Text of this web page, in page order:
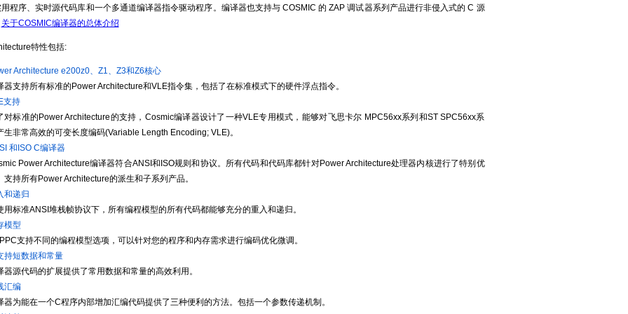
程序、实时源代码库和一个多通道编译器指令驱动程序。编译器也支持与 COSMIC 的 ZAP 调试器系列产品进行非侵入式的 C 源
关于COSMIC编译器的总体介绍
特性包括:
Architecture e200z0、Z1、Z3和Z6核心
器支持所有标准的Power Architecture和VLE指令集，包括了在标准模式下的硬件浮点指令。
支持
对标准的Power Architecture的支持，Cosmic编译器设计了一种VLE专用模式，能够对飞思卡尔 MPC56xx系列和ST SPC56xx系
生非常高效的可变长度编码(Variable Length Encoding; VLE)。
和ISO C编译器
Power Architecture编译器符合ANSI和ISO规则和协议。所有代码和代码库都针对Power Architecture处理器内核进行了特别优
支持所有Power Architecture的派生和子系列产品。
和递归
用标准ANSI堆栈帧协议下，所有编程模型的所有代码都能够充分的重入和递归。
模型
支持不同的编程模型选项，可以针对您的程序和内存需求进行编码优化微调。
持短数据和常量
器源代码的扩展提供了常用数据和常量的高效利用。
汇编
器为能在一个C程序内部增加汇编代码提供了三种便利的方法。包括一个参数传递机制。